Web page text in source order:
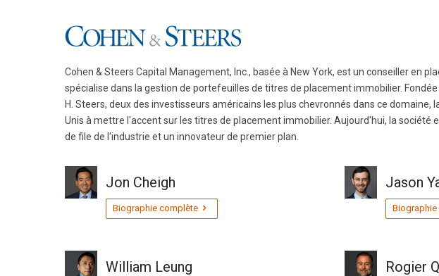
de
et
les
Contrôle
page
ou
suivante
changer
et
appuyez
de
touches
page
pour
changer
Cohen & Steers Capital Management, Inc., basée à New York, est un conseiller en
spécialise dans la gestion de portefeuilles de titres de placement immobilier.
H. Steers, deux des investisseurs américains les plus chevronnés dans ce domaine,
Unis à mettre l'accent sur les titres de placement immobilier. Aujourd'hui, la société
de file de l'industrie et un innovateur de premier plan.
Jon Cheigh
Biographie complète
Jason
William Leung Rogier